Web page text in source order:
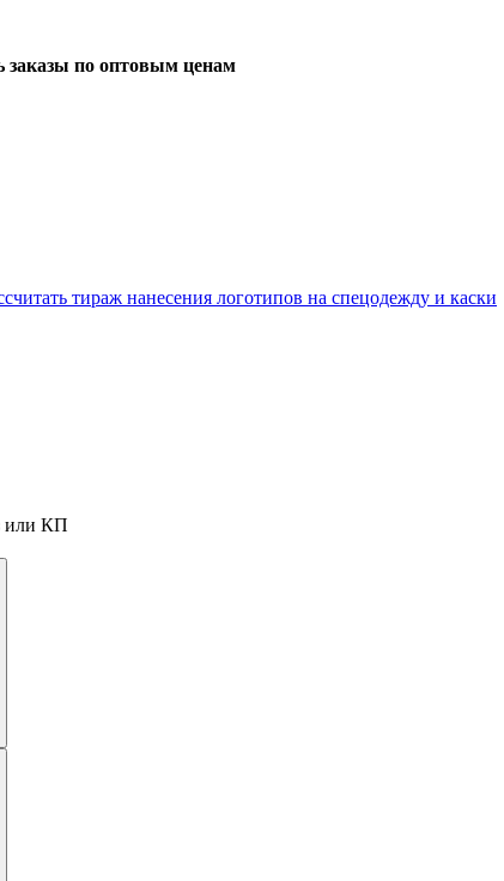
заказы по оптовым ценам
тираж нанесения логотипов на спецодежду и каски
или КП